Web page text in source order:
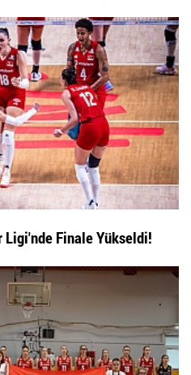
Finale Yükseldi!